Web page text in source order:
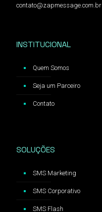
contato@zapmessage.com.br
INSTITUCIONAL
Quem Somos
Seja um Parceiro
Contato
SOLUÇÕES
SMS Marketing
SMS Corporativo
SMS Flash